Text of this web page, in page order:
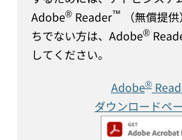
Adobe® Reader™
（無償提
ちでない方は、Adobe®
してください。
Adobe®
ダウンロードペ